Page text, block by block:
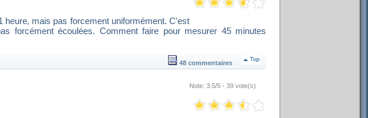
mais pas forcement uniformément. C'est
forcément écoulées. Comment faire pour mesurer 45 minutes
48 commentaires
Note: 3.5/5 - 39 vote(s)